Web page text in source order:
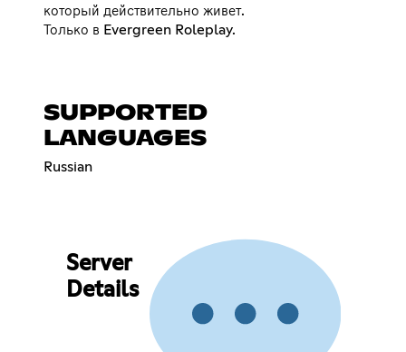
который действительно живет.
Только в Evergreen Roleplay.
SUPPORTED
LANGUAGES
Russian
Server
Details